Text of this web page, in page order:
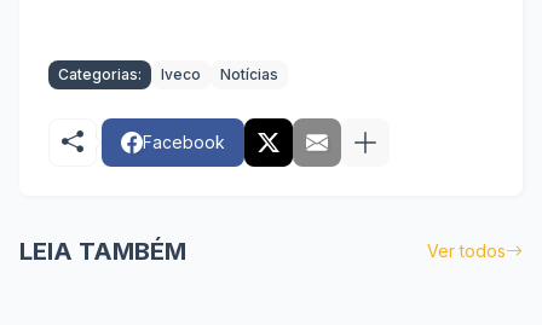
Categorias: Iveco Notícias
Facebook
LEIA TAMBÉM Ver todos